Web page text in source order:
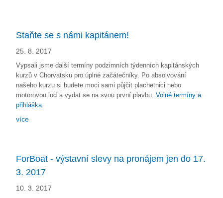
Staňte se s námi kapitánem!
25. 8. 2017
Vypsali jsme další termíny podzimních týdenních kapitánských
kurzů v Chorvatsku pro úplné začátečníky. Po absolvování
našeho kurzu si budete moci sami půjčit plachetnici nebo
motorovou loď a vydat se na svou první plavbu. Volné termíny a
přihláška.
více
ForBoat - výstavní slevy na pronájem jen do 17.
3. 2017
10. 3. 2017